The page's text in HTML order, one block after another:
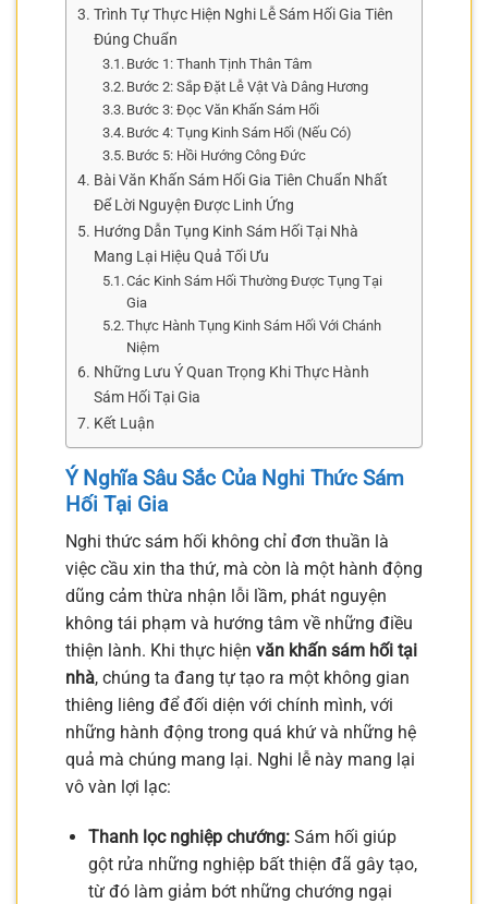
Trình Tự Thực Hiện Nghi Lễ Sám Hối Gia Tiên
Đúng Chuẩn
Bước 1: Thanh Tịnh Thân Tâm
Bước 2: Sắp Đặt Lễ Vật Và Dâng Hương
Bước 3: Đọc Văn Khấn Sám Hối
Bước 4: Tụng Kinh Sám Hối (Nếu Có)
Bước 5: Hồi Hướng Công Đức
Bài Văn Khấn Sám Hối Gia Tiên Chuẩn Nhất
Để Lời Nguyện Được Linh Ứng
Hướng Dẫn Tụng Kinh Sám Hối Tại Nhà
Mang Lại Hiệu Quả Tối Ưu
Các Kinh Sám Hối Thường Được Tụng Tại
Gia
Thực Hành Tụng Kinh Sám Hối Với Chánh
Niệm
Những Lưu Ý Quan Trọng Khi Thực Hành
Sám Hối Tại Gia
Kết Luận
Ý Nghĩa Sâu Sắc Của Nghi Thức Sám
Hối Tại Gia
Nghi thức sám hối không chỉ đơn thuần là
việc cầu xin tha thứ, mà còn là một hành động
dũng cảm thừa nhận lỗi lầm, phát nguyện
không tái phạm và hướng tâm về những điều
thiện lành. Khi thực hiện văn khấn sám hối tại
nhà, chúng ta đang tự tạo ra một không gian
thiêng liêng để đối diện với chính mình, với
những hành động trong quá khứ và những hệ
quả mà chúng mang lại. Nghi lễ này mang lại
vô vàn lợi lạc:
Thanh lọc nghiệp chướng:Sám hối giúp
gột rửa những nghiệp bất thiện đã gây tạo,
từ đó làm giảm bớt những chướng ngại